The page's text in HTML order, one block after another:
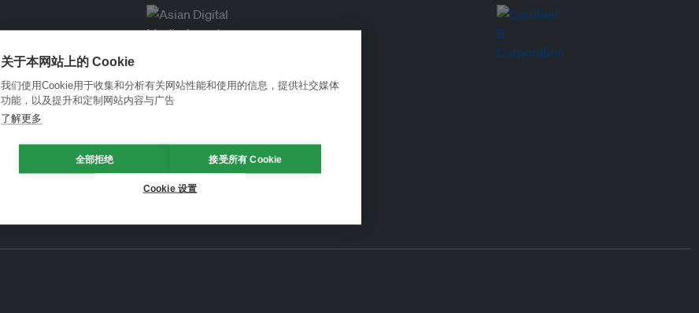
关于本网站上的 Cookie
我们使用Cookie用于收集和分析有关网站性能和使用的信息，提供社交媒体
功能，以及提升和定制网站内容与广告
了解更多
全部拒绝 接受所有 Cookie
Cookie 设置